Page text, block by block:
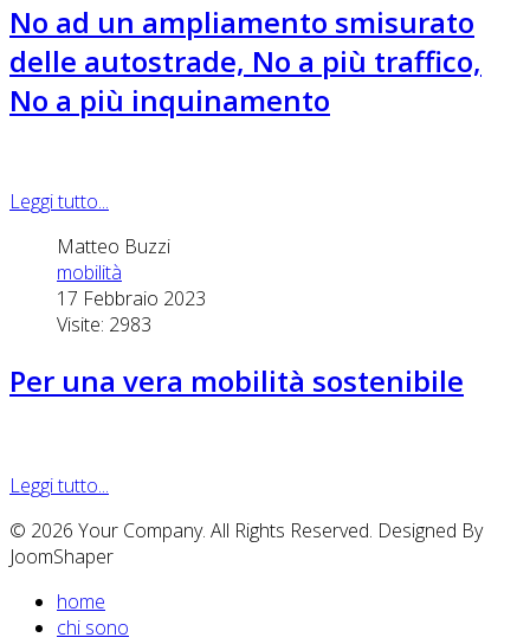
No ad un ampliamento smisurato
delle autostrade, No a più traffico,
No a più inquinamento
Leggi tutto...
Matteo Buzzi
mobilità
17 Febbraio 2023
Visite: 2983
Per una vera mobilità sostenibile
Leggi tutto...
© 2026 Your Company. All Rights Reserved. Designed By
JoomShaper
home
chi sono